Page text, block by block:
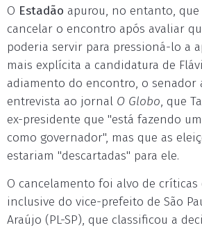
O Estadão apurou, no entanto,
cancelar o encontro após avaliar
poderia servir para pressioná-lo a
mais explícita a candidatura de
adiamento do encontro, o senador
entrevista ao jornal O Globo, que
ex-presidente que "está fazendo
como governador", mas que as
estariam "descartadas" para ele.
O cancelamento foi alvo de
inclusive do vice-prefeito de São
Araújo (PL-SP), que classificou a